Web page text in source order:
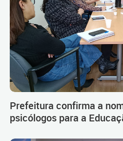
Prefeitura confirma a
psicólogos para a